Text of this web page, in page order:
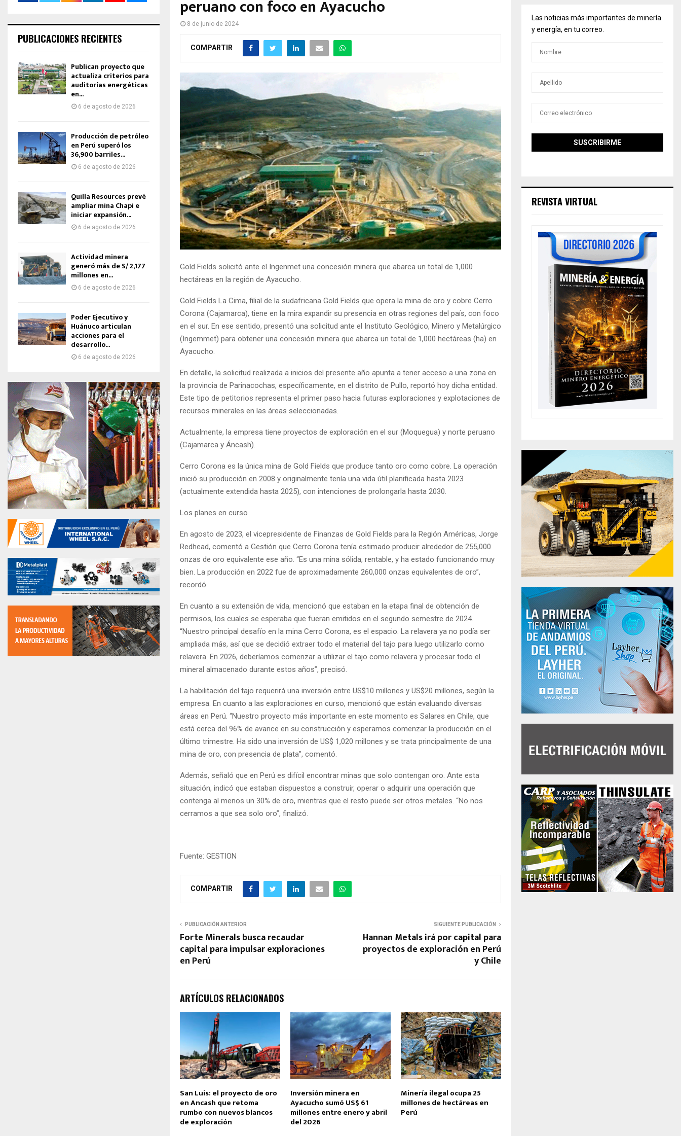
peruano con foco en Ayacucho
8 de junio de 2024
COMPARTIR
Gold Fields solicitó ante el Ingenmet una concesión minera que abarca un total de 1,000
hectáreas en la región de Ayacucho.
Gold Fields La Cima, filial de la sudafricana Gold Fields que opera la mina de oro y cobre Cerro
Corona (Cajamarca), tiene en la mira expandir su presencia en otras regiones del país, con foco
en el sur. En ese sentido, presentó una solicitud ante el Instituto Geológico, Minero y Metalúrgico
(Ingemmet) para obtener una concesión minera que abarca un total de 1,000 hectáreas (ha) en
Ayacucho.
En detalle, la solicitud realizada a inicios del presente año apunta a tener acceso a una zona en
la provincia de Parinacochas, específicamente, en el distrito de Pullo, reportó hoy dicha entidad.
Este tipo de petitorios representa el primer paso hacia futuras exploraciones y explotaciones de
recursos minerales en las áreas seleccionadas.
Actualmente, la empresa tiene proyectos de exploración en el sur (Moquegua) y norte peruano
(Cajamarca y Áncash).
Cerro Corona es la única mina de Gold Fields que produce tanto oro como cobre. La operación
inició su producción en 2008 y originalmente tenía una vida útil planificada hasta 2023
(actualmente extendida hasta 2025), con intenciones de prolongarla hasta 2030.
Los planes en curso
En agosto de 2023, el vicepresidente de Finanzas de Gold Fields para la Región Américas, Jorge
Redhead, comentó a Gestión que Cerro Corona tenía estimado producir alrededor de 255,000
onzas de oro equivalente ese año. “Es una mina sólida, rentable, y ha estado funcionando muy
bien. La producción en 2022 fue de aproximadamente 260,000 onzas equivalentes de oro”,
recordó.
En cuanto a su extensión de vida, mencionó que estaban en la etapa final de obtención de
permisos, los cuales se esperaba que fueran emitidos en el segundo semestre de 2024.
“Nuestro principal desafío en la mina Cerro Corona, es el espacio. La relavera ya no podía ser
ampliada más, así que se decidió extraer todo el material del tajo para luego utilizarlo como
relavera. En 2026, deberíamos comenzar a utilizar el tajo como relavera y procesar todo el
mineral almacenado durante estos años”, precisó.
La habilitación del tajo requerirá una inversión entre US$10 millones y US$20 millones, según la
empresa. En cuanto a las exploraciones en curso, mencionó que están evaluando diversas
áreas en Perú. “Nuestro proyecto más importante en este momento es Salares en Chile, que
está cerca del 96% de avance en su construcción y esperamos comenzar la producción en el
último trimestre. Ha sido una inversión de US$ 1,020 millones y se trata principalmente de una
mina de oro, con presencia de plata”, comentó.
Además, señaló que en Perú es difícil encontrar minas que solo contengan oro. Ante esta
situación, indicó que estaban dispuestos a construir, operar o adquirir una operación que
contenga al menos un 30% de oro, mientras que el resto puede ser otros metales. “No nos
cerramos a que sea solo oro”, finalizó.
Fuente: GESTION
COMPARTIR
PUBLICACIÓN ANTERIOR
Forte Minerals busca recaudar
capital para impulsar exploraciones
en Perú
SIGUIENTE PUBLICACIÓN
Hannan Metals irá por capital para
proyectos de exploración en Perú
y Chile
ARTÍCULOS RELACIONADOS
San Luis: el proyecto de oro
en Ancash que retoma
rumbo con nuevos blancos
de exploración
Inversión minera en
Ayacucho sumó US$ 61
millones entre enero y abril
del 2026
Minería ilegal ocupa 25
millones de hectáreas en
Perú
PUBLICACIONES RECIENTES
Publican proyecto que
actualiza criterios para
auditorías energéticas
en...
6 de agosto de 2026
Producción de petróleo
en Perú superó los
36,900 barriles...
6 de agosto de 2026
Quilla Resources prevé
ampliar mina Chapi e
iniciar expansión...
6 de agosto de 2026
Actividad minera
generó más de S/ 2,177
millones en...
6 de agosto de 2026
Poder Ejecutivo y
Huánuco articulan
acciones para el
desarrollo...
6 de agosto de 2026
Las noticias más importantes de minería
y energía, en tu correo.
REVISTA VIRTUAL